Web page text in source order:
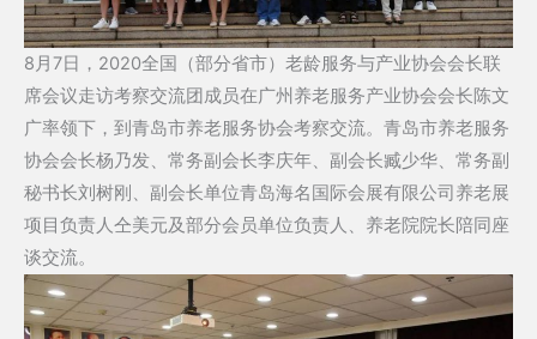
8月7日，2020全国（部分省市）老龄服务与产业协会会长联
席会议走访考察交流团成员在广州养老服务产业协会会长陈文
广率领下，到青岛市养老服务协会考察交流。青岛市养老服务
协会会长杨乃发、常务副会长李庆年、副会长臧少华、常务副
秘书长刘树刚、副会长单位青岛海名国际会展有限公司养老展
项目负责人仝美元及部分会员单位负责人、养老院院长陪同座
谈交流。